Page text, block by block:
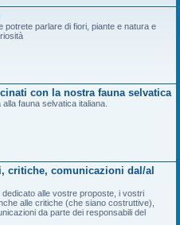
potrete parlare di fiori, piante e natura e
con la nostra fauna selvatica
fauna selvatica italiana.
critiche, comunicazioni dal/al
alle vostre proposte, i vostri
alle critiche (che siano costruttive),
da parte dei responsabili del